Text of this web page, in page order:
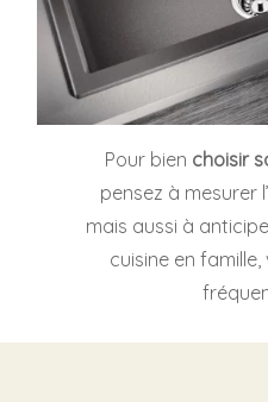
Pour bien choisir
pensez à mesurer
mais aussi à
cuisine en